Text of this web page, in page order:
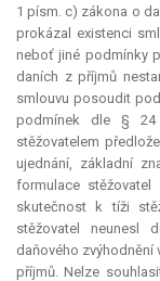
1 písm. c) zákona o
prokázal existenci
neboť jiné podmínky
daních z příjmů
smlouvu posoudit
podmínek dle §
stěžovatelem
ujednání, základní
formulace
skutečnost k tíži
stěžovatel neunesl
daňového zvýhodnění
příjmů. Nelze